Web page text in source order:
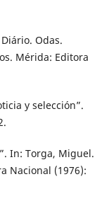
Odas.
Mérida: Editora
y selección”.
In: Torga, Miguel.
Nacional (1976):